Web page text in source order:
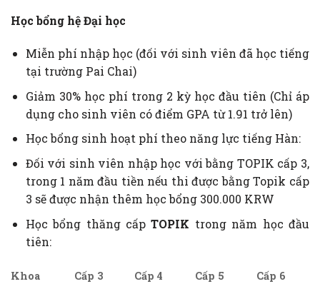
Học bổng hệ Đại học
Miễn phí nhập học (đối với sinh viên đã học tiếng
tại trường Pai Chai)
Giảm 30% học phí trong 2 kỳ học đầu tiên (Chỉ áp
dụng cho sinh viên có điểm GPA từ 1.91 trở lên)
Học bổng sinh hoạt phí theo năng lực tiếng Hàn:
Đối với sinh viên nhập học với bằng TOPIK cấp 3,
trong 1 năm đầu tiền nếu thi được bằng Topik cấp
3 sẽ được nhận thêm học bổng 300.000 KRW
Học bổng thăng cấpTOPIK trong năm học đầu
tiên:
Khoa Cấp 3 Cấp 4 Cấp 5
Cấp 6